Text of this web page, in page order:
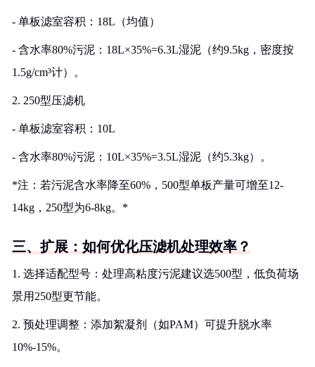
- 单板滤室容积：18L（均值）
- 含水率80%污泥：18L×35%=6.3L湿泥（约9.5kg，密度按
1.5g/cm³计）。
2. 250型压滤机
- 单板滤室容积：10L
- 含水率80%污泥：10L×35%=3.5L湿泥（约5.3kg）。
*注：若污泥含水率降至60%，500型单板产量可增至12-
14kg，250型为6-8kg。*
三、扩展：如何优化压滤机处理效率？
1. 选择适配型号：处理高粘度污泥建议选500型，低负荷场
景用250型更节能。
2. 预处理调整：添加絮凝剂（如PAM）可提升脱水率
10%-15%。